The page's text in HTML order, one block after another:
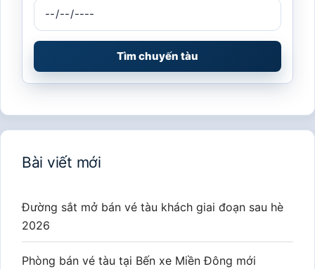
Tìm chuyến tàu
Bài viết mới
Đường sắt mở bán vé tàu khách giai đoạn sau hè
2026
Phòng bán vé tàu tại Bến xe Miền Đông mới